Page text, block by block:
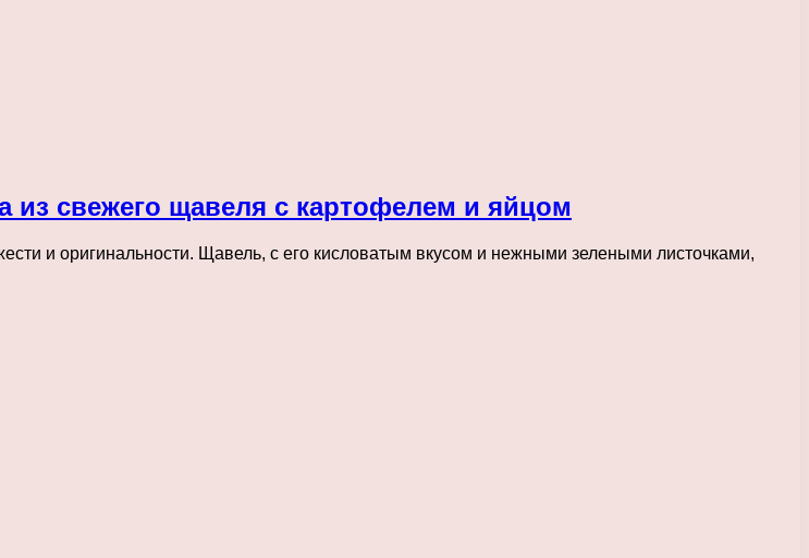
свежего щавеля с картофелем и яйцом
и оригинальности. Щавель, с его кисловатым вкусом и нежными зелеными листочками,